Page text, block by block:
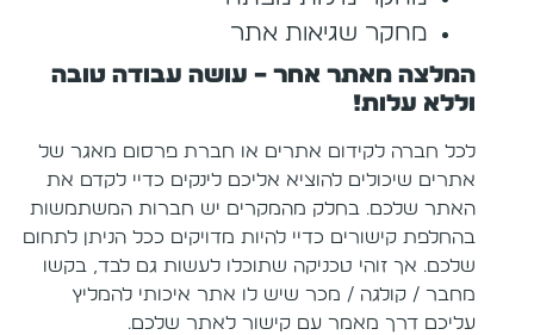
מחקר שגיאות אתר
המלצה מאתר אחר – עושה עבודה טובה
וללא עלות!
לכל חברה לקידום אתרים או חברת פרסום מאגר של
אתרים שיכולים להוציא אליכם לינקים כדיי לקדם את
האתר שלכם. בחלק מהמקרים יש חברות המשתמשות
בהחלפת קישורים כדיי להיות מדויקים ככל הניתן לתחום
שלכם. אך זוהי טכניקה שתוכלו לעשות גם לבד, בקשו
מחבר / קולגה / מכר שיש לו אתר איכותי להמליץ
עליכם דרך מאמר עם קישור לאתר שלכם.